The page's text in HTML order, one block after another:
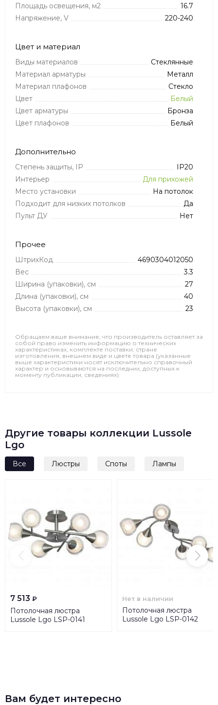
Площадь освещения, м2
16.7
Напряжение, V
220-240
Цвет и материал
Виды материалов
Стеклянные
Материал арматуры
Металл
Материал плафонов
Стекло
Цвет
Белый
Цвет арматуры
Бронза
Цвет плафонов
Белый
Дополнительно
Степень защиты, IP
IP20
Интерьер
Для прихожей
Место установки
На потолок
Подходит для низких потолков
Да
Пульт ДУ
Нет
Прочее
ШтрихКод
4690304012050
Вес
3.3
Ширина (упаковки), см
27
Длина (упаковки), см
40
Высота (упаковки), см
23
Обращаем ваше внимание, что производитель оставляет за
собой право изменить информацию о технических
характеристиках, комплекте поставки, стране
изготовления, внешнем виде и цвете товара (указанные
выше характеристики носят исключительно справочный
характер и основываются на последних, доступных к
моменту публикации, сведениях).
Другие товары коллекции Lussole
Lgo
Все Люстры Споты Лампы
7 513 ₽
Потолочная люстра
Lussole Lgo LSP-0141
Нет в наличии
Потолочная люстра
Lussole Lgo LSP-0142
Вам будет интересно